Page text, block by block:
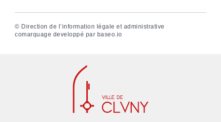
© Direction de l’information légale et administrative
comarquage developpé par baseo.io